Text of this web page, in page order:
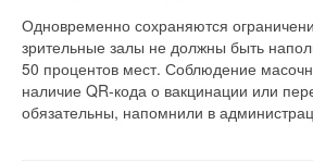
Одновременно сохраняются
зрительные залы не должны быть
50 процентов мест. Соблюдение
наличие QR-кода о вакцинации или
обязательны, напомнили в